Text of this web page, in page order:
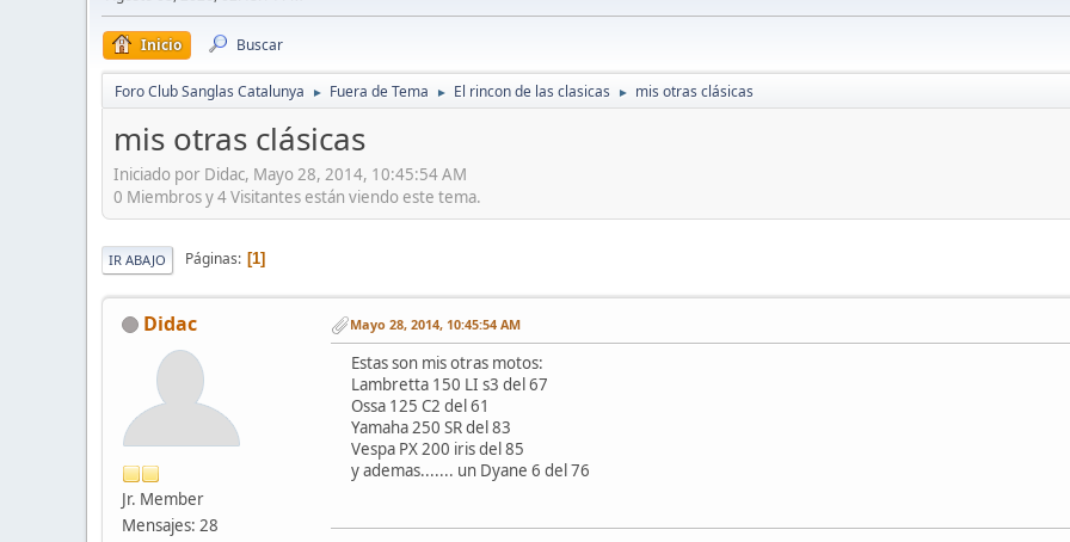
Inicio Buscar
Foro Club Sanglas Catalunya ► Fuera de Tema ► El rincon de las clasicas ► mis otras clásicas
mis otras clásicas
Iniciado por Didac, Mayo 28, 2014, 10:45:54 AM
0 Miembros y 4 Visitantes están viendo este tema.
IR ABAJO Páginas 1
Didac
Jr. Member
Mensajes: 28
Mayo 28, 2014, 10:45:54 AM
Estas son mis otras motos:
Lambretta 150 LI s3 del 67
Ossa 125 C2 del 61
Yamaha 250 SR del 83
Vespa PX 200 iris del 85
y ademas....... un Dyane 6 del 76